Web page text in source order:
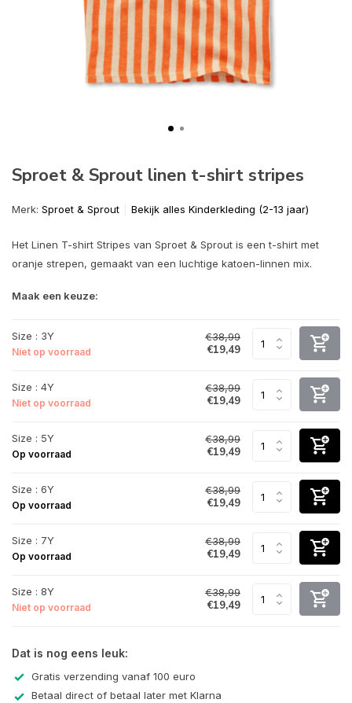
Sproet & Sprout linen t-shirt stripes
Merk: Sproet & Sprout Bekijk alles Kinderkleding (2-13 jaar)
Het Linen T-shirt Stripes van Sproet & Sprout is een t-shirt met
oranje strepen, gemaakt van een luchtige katoen-linnen mix.
Maak een keuze:
Size : 3Y
Niet op voorraad
€38,99
€19,49
Size : 4Y
Niet op voorraad
€38,99
€19,49
Size : 5Y
Op voorraad
€38,99
€19,49
Size : 6Y
Op voorraad
€38,99
€19,49
Size : 7Y
Op voorraad
€38,99
€19,49
Size : 8Y
Niet op voorraad
€38,99
€19,49
Dat is nog eens leuk:
Gratis verzending vanaf 100 euro
Betaal direct of betaal later met Klarna